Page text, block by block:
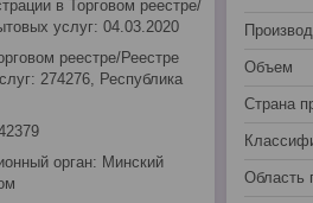
Объем
Страна
Область
в Торговом реестре/
услуг: 04.03.2020
реестре/Реестре
274276, Республика
орган: Минский